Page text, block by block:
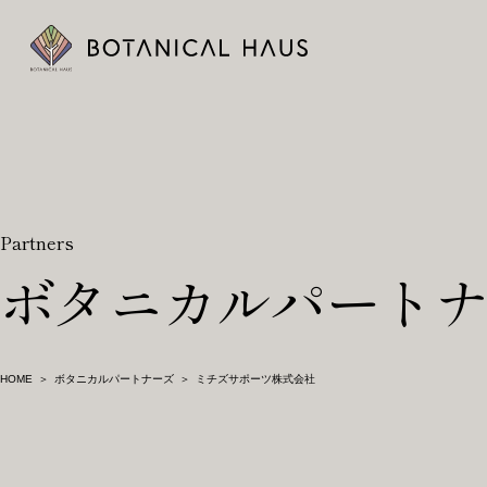
お知らせ
会社概要
Partners
ボタニカルパート
HOME ボタニカルパートナーズ ミチズサポーツ株式会社